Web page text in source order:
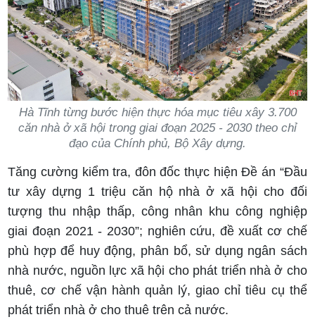
Hà Tĩnh từng bước hiện thực hóa mục tiêu xây 3.700
căn nhà ở xã hội trong giai đoạn 2025 - 2030 theo chỉ
đạo của Chính phủ, Bộ Xây dựng.
Tăng cường kiểm tra, đôn đốc thực hiện Đề án “Đầu
tư xây dựng 1 triệu căn hộ nhà ở xã hội cho đối
tượng thu nhập thấp, công nhân khu công nghiệp
giai đoạn 2021 - 2030”; nghiên cứu, đề xuất cơ chế
phù hợp để huy động, phân bổ, sử dụng ngân sách
nhà nước, nguồn lực xã hội cho phát triển nhà ở cho
thuê, cơ chế vận hành quản lý, giao chỉ tiêu cụ thể
phát triển nhà ở cho thuê trên cả nước.